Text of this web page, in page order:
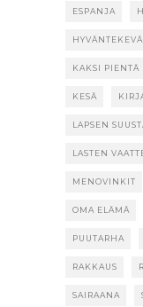
ESPANJA
KAKSI PIENTÄ
KESÄ
LAPSEN
LASTEN
MENOVINKIT
OMA ELÄMÄ
PUUTARHA
RAKKAUS
SAIRAANA